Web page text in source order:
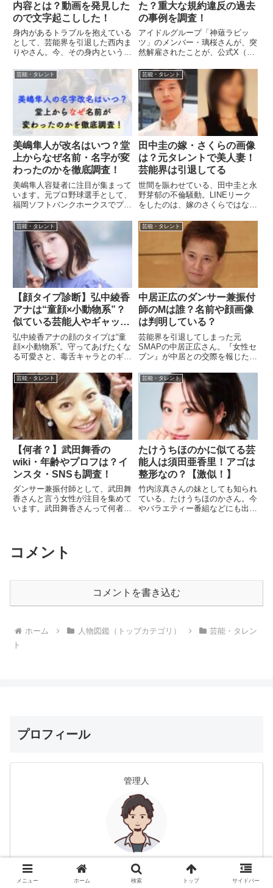
内容とは？動画を発見した
ので文字起こしした！
身内があるトラブルを抱えている
として、芸能界を引退した西内ま
りやさん。今、その身内というの
ト上で話題になっています。そし
て、そのトラブルの内容につい
て、過去にガーシーが動画投稿し
ていた事で話題になっています。
た？重大な規約違反の過去
の事例を調査！
アイドルグループ「神薙ラビッ
ツ」のメンバー・璃桜さんが、突
然解雇されたことが、公式X（旧
りました。「グループとしての信
頼を著しく損なう重大な契約違
反」があったと運営側が断定。神
薙ラビッツ・璃桜は何した？...
芸能・タレント
美嶋隼人が改名はいつ？堂
上からなぜ名前・名字が変
わったのかを徹底調査！
美嶋隼人容疑者に注目が集まって
います。元プロ野球選手として、
福岡ソフトバンクホークスでプレ
が、何故名字が変わっているのか
疑問に思った方もいるのではない
でしょうか？何故、名字が改名さ
れているのか？実際、そんなこと
芸能・タレント
田中圭の嫁・さくらの画像
は？元タレントで美人妻！
芸能界は引退してる
世間を賑わせている、田中圭と永
野芽郁の不倫騒動。LINEリーク
をしたのは、嫁のさくらではない
いますが、そもそも田中圭さんの
嫁ってだれ？ってところからの人
も少なからずいると思われます
>>どんな奥さんなのか？画像
芸能・タレント
【顔タイプ診断】弘中綾香
アナは“童顔×小動物系”？
似ている芸能人やギャップ
も解説
弘中綾香アナの顔のタイプは“童
顔×小動物系”。守ってあげたくな
る可愛さと、毒舌キャラとのギャ
やファンの声も紹介します。
芸能・タレント
中居正広のダンサー兼振付
師のMは誰？名前や顔画像
は判明している？
芸能界を引退してしまった元
SMAPの中居正広さん。『女性セ
ブン』が中居との交際を報じたダ
サポートしているとNEWSポスト
セブンが報じた！ダンサー兼振付
師のMさんって誰？名前や顔画像
はある？管理人中居くんに彼女
芸能・タレント
【何者？】武田舞香の
wiki・年齢やプロフは？イ
ンスタ・SNSも調査！
ダンサー兼振付師として、武田舞
香さんと言う女性が注目を集めて
います。武田舞香さんって何者？
タやX・SNSはやってる？と言う
部分について調査していきます...
芸能・タレント
たけうちほのかに似てる芸
能人は須田亜香里！アゴは
整形なの？【激似！】
竹内涼真さんの妹としても知られ
ている、たけうちほのかさん。今
やバラエティー番組などにも出演
コメント
コメントを書き込む
ホーム 人物図鑑（トップカテゴリ）
芸能・タレン
ト
プロフィール
管理人
hiro
名前：hiro
メニュー ホーム 検索 トップ サイドバー